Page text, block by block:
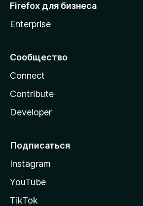
Firefox для бизнеса
Enterprise
Сообщество
Connect
Contribute
Developer
Подписаться
Instagram
YouTube
TikTok